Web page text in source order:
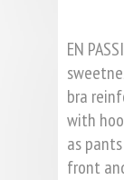
EN
bra
with
as
front